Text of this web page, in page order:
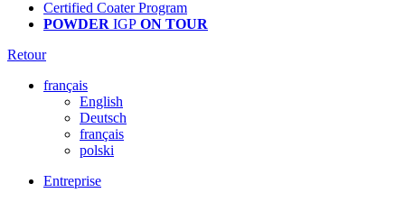
Certified Coater Program
POWDER IGP ON TOUR
Retour
français
English
Deutsch
français
polski
Entreprise